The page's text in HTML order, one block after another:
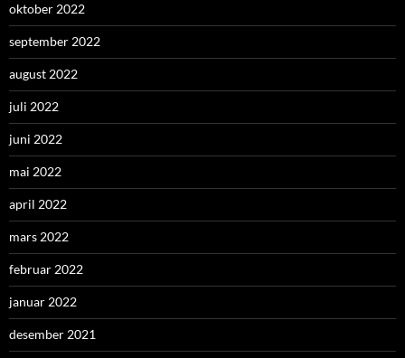
oktober 2022
september 2022
august 2022
juli 2022
juni 2022
mai 2022
april 2022
mars 2022
februar 2022
januar 2022
desember 2021